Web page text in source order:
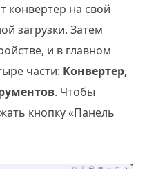
конвертер на свой
загрузки. Затем
и в главном
части: Конвертер,
. Чтобы
кнопку «Панель